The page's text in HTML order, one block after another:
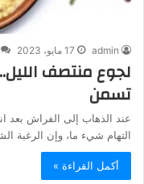
admin 17 مايو، 2023
تسمن
عند الذهاب إلى الفراش بعد
التهام شيء ما، وإن الرغبة
أكمل القراءة »